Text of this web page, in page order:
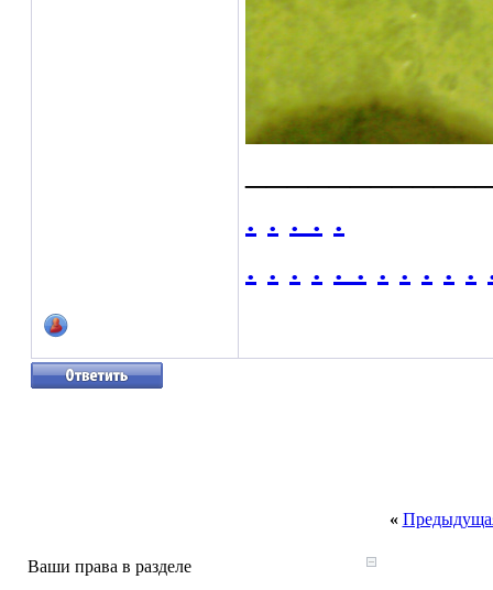
. . . . .
. . . . . . . . . . .
«
Ваши права в разделе